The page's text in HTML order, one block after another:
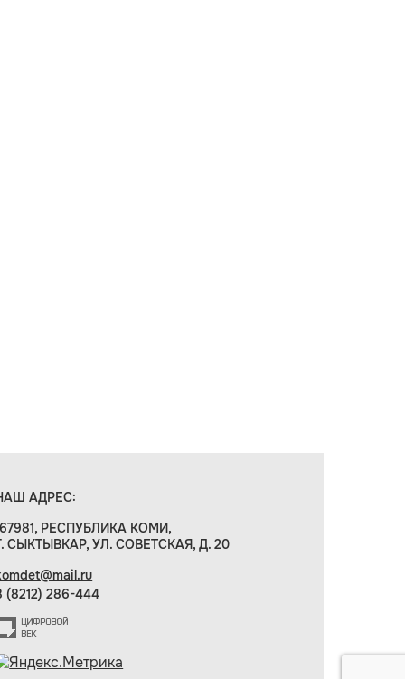
АДРЕС:
РЕСПУБЛИКА КОМИ,
СЫКТЫВКАР, УЛ. СОВЕТСКАЯ, Д. 20
(8212) 286-444